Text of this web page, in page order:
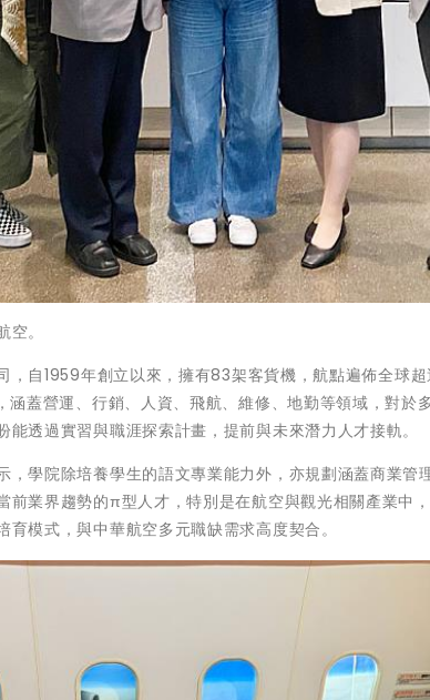
。
，自1959年創立以來，擁有83架客貨機，航點遍佈全球
涵蓋營運、行銷、人資、飛航、維修、地勤等領域，對於
透過實習與職涯探索計畫，提前與未來潛力人才接軌。
，學院除培養學生的語文專業能力外，亦規劃涵蓋商業管
前業界趨勢的π型人才，特別是在航空與觀光相關產業中
模式，與中華航空多元職缺需求高度契合。